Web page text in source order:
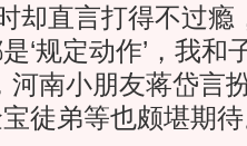
却直言打得不过瘾
‘规定动作’，我和
河南小朋友蒋岱言
徒弟等也颇堪期